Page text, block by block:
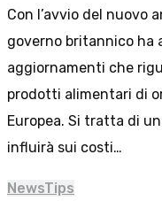
Con l’avvio del nuovo
governo britannico ha
aggiornamenti che
prodotti alimentari di
Europea. Si tratta di
influirà sui costi…
NewsTips